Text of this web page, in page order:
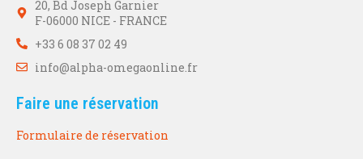
20, Bd Joseph Garnier
F-06000 NICE - FRANCE
+33 6 08 37 02 49
info@alpha-omegaonline.fr
Faire une réservation
Formulaire de réservation